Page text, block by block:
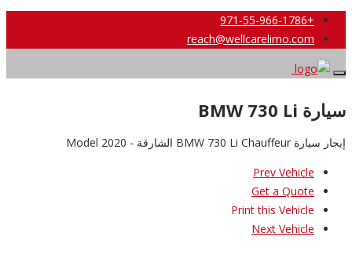
+971-55-966-1786
reach@wellcarelimo.com
سيارة BMW 730 Li
إيجار سيارة BMW 730 Li Chauffeur الشارقة - 2020 Model
Prev Vehicle
Get a Quote
Print this Vehicle
Next Vehicle